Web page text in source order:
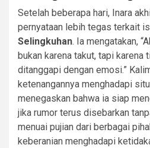
Setelah beberapa hari, Inara
pernyataan lebih tegas terkait
Selingkuhan. Ia mengatakan,
bukan karena takut, tapi karena
ditanggapi dengan emosi.”
ketenangannya menghadapi
menegaskan bahwa ia siap
jika rumor terus disebarkan
menuai pujian dari berbagai
keberanian menghadapi